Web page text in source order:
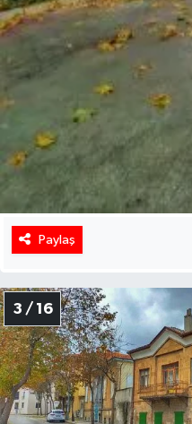
Paylaş
3 / 16